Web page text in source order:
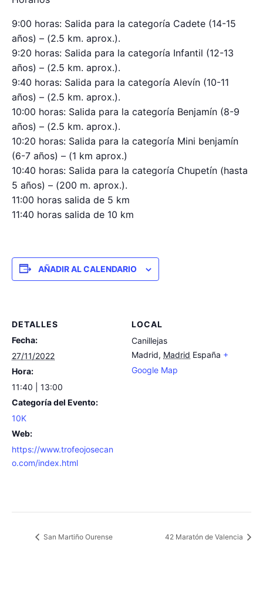
9:00 horas: Salida para la categoría Cadete (14-15
años) – (2.5 km. aprox.).
9:20 horas: Salida para la categoría Infantil (12-13
años) – (2.5 km. aprox.).
9:40 horas: Salida para la categoría Alevín (10-11
años) – (2.5 km. aprox.).
10:00 horas: Salida para la categoría Benjamín (8-9
años) – (2.5 km. aprox.).
10:20 horas: Salida para la categoría Mini benjamín
(6-7 años) – (1 km aprox.)
10:40 horas: Salida para la categoría Chupetín (hasta
5 años) – (200 m. aprox.).
11:00 horas salida de 5 km
11:40 horas salida de 10 km
AÑADIR AL CALENDARIO
DETALLES
Fecha:
27/11/2022
Hora:
11:40 | 13:00
Categoría del Evento:
10K
Web:
https://www.trofeojosecan
o.com/index.html
LOCAL
Canillejas
Madrid, Madrid España +
Google Map
San Martiño Ourense 42 Maratón de Valencia